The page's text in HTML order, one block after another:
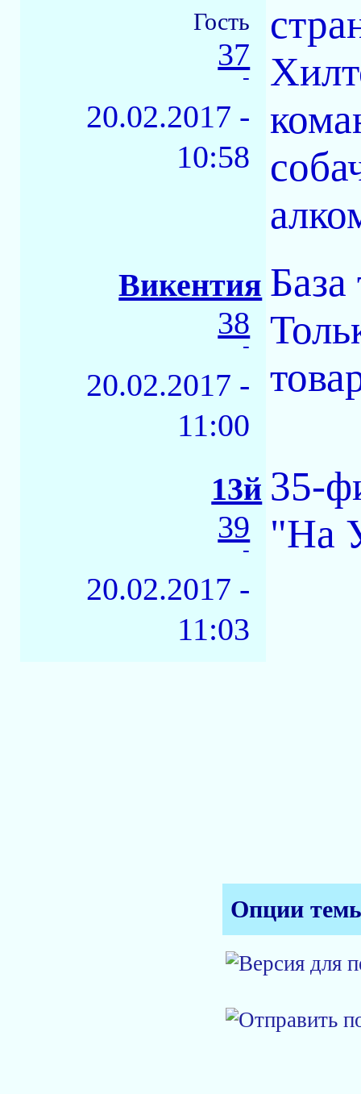
Гость
37
-
20.02.2017 -
10:58
Викентия
38
-
20.02.2017 -
11:00
13й
39
-
20.02.2017 -
11:03
35-
"На
Опции